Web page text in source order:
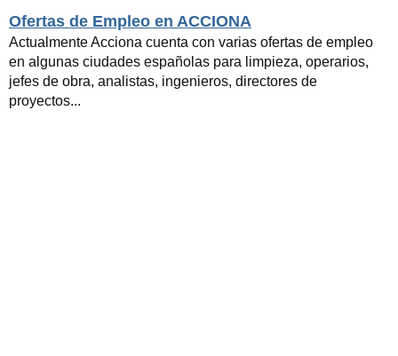
Ofertas de Empleo en ACCIONA
Actualmente Acciona cuenta con varias ofertas de empleo
en algunas ciudades españolas para limpieza, operarios,
jefes de obra, analistas, ingenieros, directores de
proyectos...